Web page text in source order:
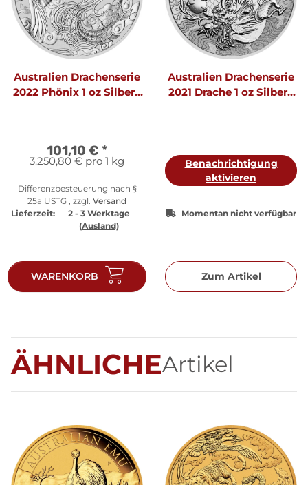
Australien Drachenserie
2022 Phönix 1 oz Silber |
101,10 € *
3.250,80 € pro 1 kg
Differenzbesteuerung nach §
25a USTG , zzgl. Versand
Lieferzeit:
2 - 3 Werktage
(Ausland)
WARENKORB
Australien Drachenserie
2021 Drache 1 oz Silber |
Benachrichtigung
aktivieren
Momentan nicht verfügbar
Zum Artikel
ÄHNLICHEArtikel